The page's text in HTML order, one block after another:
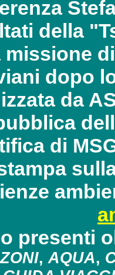
della
missione
dopo
da
di
presenti
,AQUA,